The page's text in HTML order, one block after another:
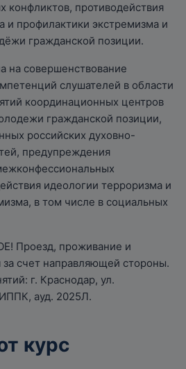
конфликтов, противодействия
и профилактики экстремизма и
гражданской позиции.
на совершенствование
слушателей в области
координационных центров
гражданской позиции,
российских духовно-
предупреждения
идеологии терроризма и
в том числе в социальных
Проезд, проживание и
за счет направляющей стороны.
г. Краснодар, ул.
ауд. 2025Л.
курс